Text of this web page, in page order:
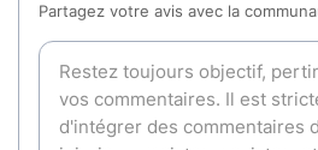
Partagez votre avis avec la